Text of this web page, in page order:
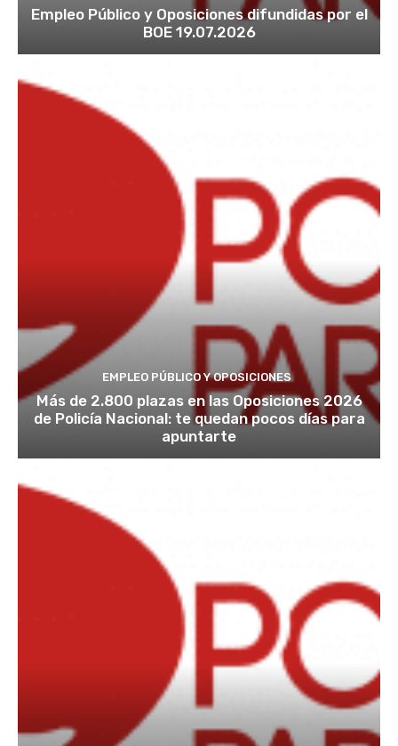
Empleo Público y Oposiciones difundidas por el
BOE 19.07.2026
EMPLEO PÚBLICO Y OPOSICIONES
Más de 2.800 plazas en las Oposiciones 2026
de Policía Nacional: te quedan pocos días para
apuntarte